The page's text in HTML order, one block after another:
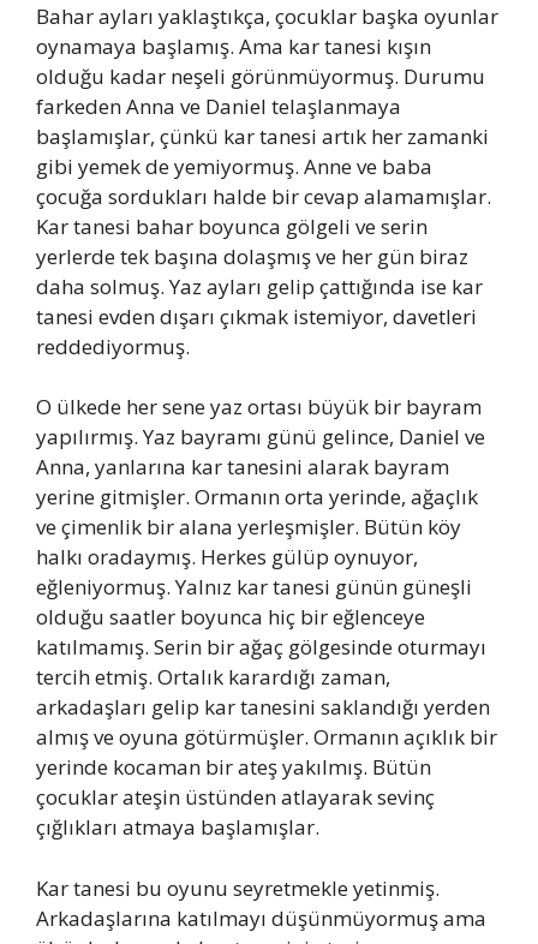
Bahar ayları yaklaştıkça, çocuklar başka oyunlar
oynamaya başlamış. Ama kar tanesi kışın
olduğu kadar neşeli görünmüyormuş. Durumu
farkeden Anna ve Daniel telaşlanmaya
başlamışlar, çünkü kar tanesi artık her zamanki
gibi yemek de yemiyormuş. Anne ve baba
çocuğa sordukları halde bir cevap alamamışlar.
Kar tanesi bahar boyunca gölgeli ve serin
yerlerde tek başına dolaşmış ve her gün biraz
daha solmuş. Yaz ayları gelip çattığında ise kar
tanesi evden dışarı çıkmak istemiyor, davetleri
reddediyormuş.
O ülkede her sene yaz ortası büyük bir bayram
yapılırmış. Yaz bayramı günü gelince, Daniel ve
Anna, yanlarına kar tanesini alarak bayram
yerine gitmişler. Ormanın orta yerinde, ağaçlık
ve çimenlik bir alana yerleşmişler. Bütün köy
halkı oradaymış. Herkes gülüp oynuyor,
eğleniyormuş. Yalnız kar tanesi günün güneşli
olduğu saatler boyunca hiç bir eğlenceye
katılmamış. Serin bir ağaç gölgesinde oturmayı
tercih etmiş. Ortalık karardığı zaman,
arkadaşları gelip kar tanesini saklandığı yerden
almış ve oyuna götürmüşler. Ormanın açıklık bir
yerinde kocaman bir ateş yakılmış. Bütün
çocuklar ateşin üstünden atlayarak sevinç
çığlıkları atmaya başlamışlar.
Kar tanesi bu oyunu seyretmekle yetinmiş.
Arkadaşlarına katılmayı düşünmüyormuş ama